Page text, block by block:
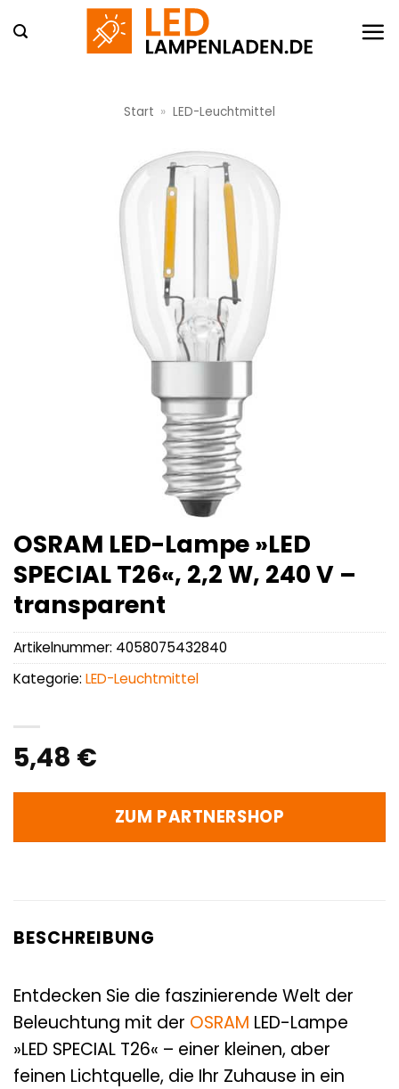
Inhalt
Start » LED-Leuchtmittel
OSRAM LED-Lampe »LED
SPECIAL T26«, 2,2 W, 240 V –
transparent
5,48 €
ZUM PARTNERSHOP
Artikelnummer: 4058075432840
Kategorie: LED-Leuchtmittel
BESCHREIBUNG
Entdecken Sie die faszinierende Welt der
Beleuchtung mit der OSRAM LED-Lampe
»LED SPECIAL T26« – einer kleinen, aber
feinen Lichtquelle, die Ihr Zuhause in ein